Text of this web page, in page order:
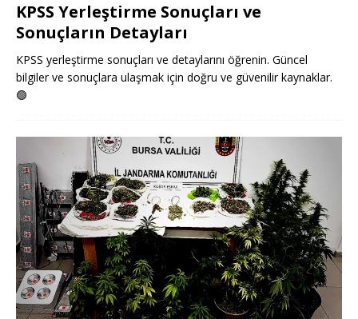
KPSS Yerleştirme Sonuçları ve
Sonuçların Detayları
KPSS yerleştirme sonuçları ve detaylarını öğrenin. Güncel
bilgiler ve sonuçlara ulaşmak için doğru ve güvenilir kaynaklar.
🟢